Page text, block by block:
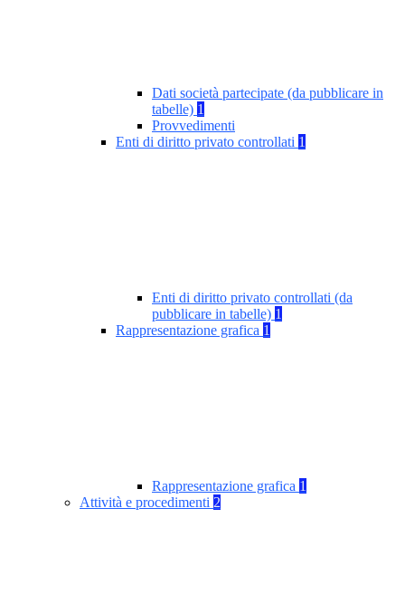
Dati società partecipate (da pubblicare in
tabelle) 1
Provvedimenti
Enti di diritto privato controllati 1
Enti di diritto privato controllati (da
pubblicare in tabelle) 1
Rappresentazione grafica 1
Rappresentazione grafica 1
Attività e procedimenti 2